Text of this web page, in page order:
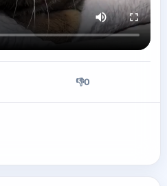
👎0